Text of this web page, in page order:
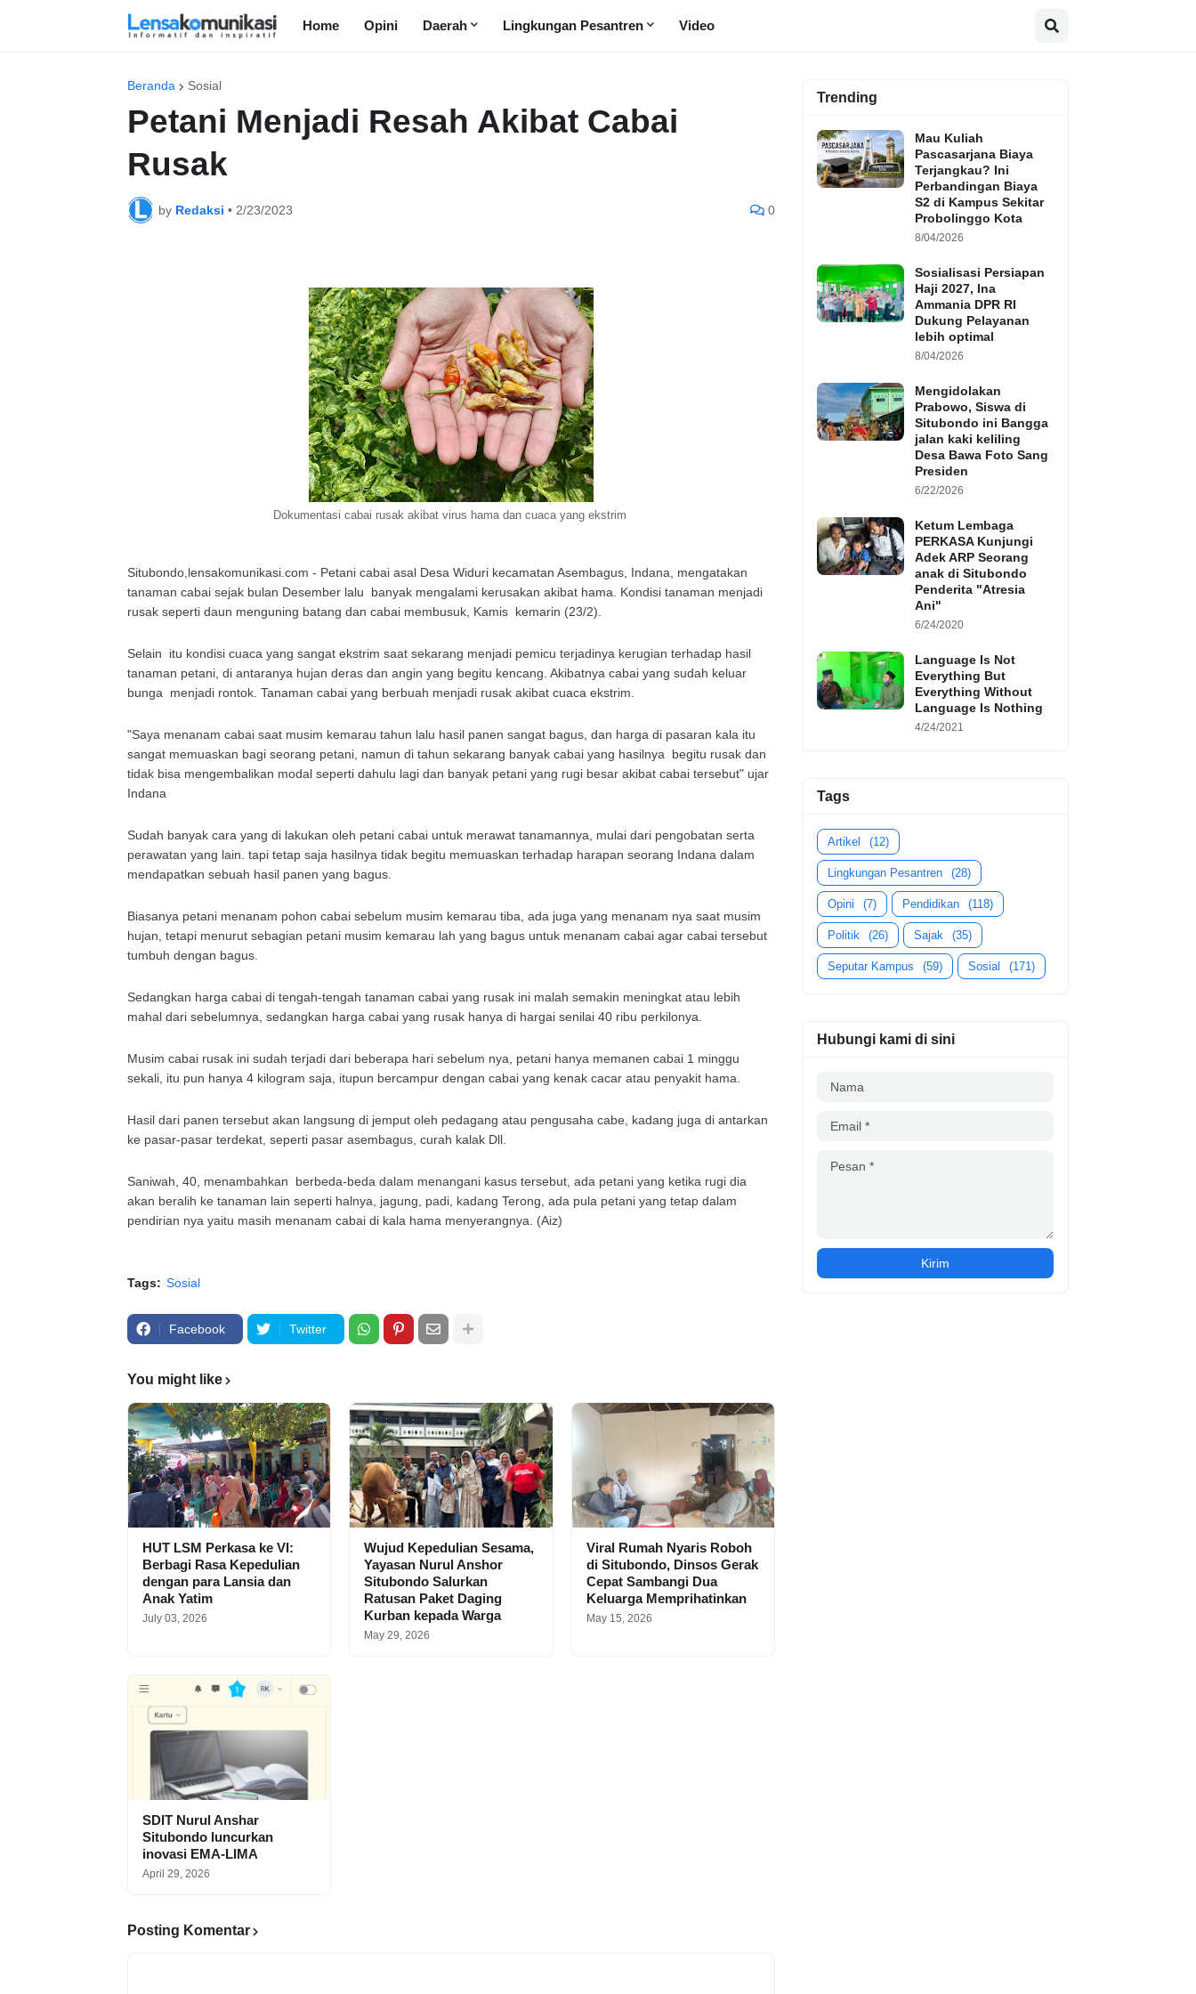
Home Opini Daerah Lingkungan Pesantren Video
Beranda Sosial
Petani Menjadi Resah Akibat Cabai
Rusak
by Redaksi • 2/23/2023 0
Dokumentasi cabai rusak akibat virus hama dan cuaca yang ekstrim
Situbondo,lensakomunikasi.com - Petani cabai asal Desa Widuri kecamatan Asembagus, Indana, mengatakan
tanaman cabai sejak bulan Desember lalu banyak mengalami kerusakan akibat hama. Kondisi tanaman menjadi
rusak seperti daun menguning batang dan cabai membusuk, Kamis kemarin (23/2).
Selain itu kondisi cuaca yang sangat ekstrim saat sekarang menjadi pemicu terjadinya kerugian terhadap hasil
tanaman petani, di antaranya hujan deras dan angin yang begitu kencang. Akibatnya cabai yang sudah keluar
bunga menjadi rontok. Tanaman cabai yang berbuah menjadi rusak akibat cuaca ekstrim.
"Saya menanam cabai saat musim kemarau tahun lalu hasil panen sangat bagus, dan harga di pasaran kala itu
sangat memuaskan bagi seorang petani, namun di tahun sekarang banyak cabai yang hasilnya begitu rusak dan
tidak bisa mengembalikan modal seperti dahulu lagi dan banyak petani yang rugi besar akibat cabai tersebut" ujar
Indana
Sudah banyak cara yang di lakukan oleh petani cabai untuk merawat tanamannya, mulai dari pengobatan serta
perawatan yang lain. tapi tetap saja hasilnya tidak begitu memuaskan terhadap harapan seorang Indana dalam
mendapatkan sebuah hasil panen yang bagus.
Biasanya petani menanam pohon cabai sebelum musim kemarau tiba, ada juga yang menanam nya saat musim
hujan, tetapi menurut sebagian petani musim kemarau lah yang bagus untuk menanam cabai agar cabai tersebut
tumbuh dengan bagus.
Sedangkan harga cabai di tengah-tengah tanaman cabai yang rusak ini malah semakin meningkat atau lebih
mahal dari sebelumnya, sedangkan harga cabai yang rusak hanya di hargai senilai 40 ribu perkilonya.
Musim cabai rusak ini sudah terjadi dari beberapa hari sebelum nya, petani hanya memanen cabai 1 minggu
sekali, itu pun hanya 4 kilogram saja, itupun bercampur dengan cabai yang kenak cacar atau penyakit hama.
Hasil dari panen tersebut akan langsung di jemput oleh pedagang atau pengusaha cabe, kadang juga di antarkan
ke pasar-pasar terdekat, seperti pasar asembagus, curah kalak Dll.
Saniwah, 40, menambahkan berbeda-beda dalam menangani kasus tersebut, ada petani yang ketika rugi dia
akan beralih ke tanaman lain seperti halnya, jagung, padi, kadang Terong, ada pula petani yang tetap dalam
pendirian nya yaitu masih menanam cabai di kala hama menyerangnya. (Aiz)
Tags: Sosial
Facebook Twitter
You might like
HUT LSM Perkasa ke VI:
Berbagi Rasa Kepedulian
dengan para Lansia dan
Anak Yatim
July 03, 2026
Wujud Kepedulian Sesama,
Yayasan Nurul Anshor
Situbondo Salurkan
Ratusan Paket Daging
Kurban kepada Warga
May 29, 2026
Viral Rumah Nyaris Roboh
di Situbondo, Dinsos Gerak
Cepat Sambangi Dua
Keluarga Memprihatinkan
May 15, 2026
SDIT Nurul Anshar
Situbondo luncurkan
inovasi EMA-LIMA
April 29, 2026
Posting Komentar
Trending
Mau Kuliah
Pascasarjana Biaya
Terjangkau? Ini
Perbandingan Biaya
S2 di Kampus Sekitar
Probolinggo Kota
8/04/2026
Sosialisasi Persiapan
Haji 2027, Ina
Ammania DPR RI
Dukung Pelayanan
lebih optimal
8/04/2026
Mengidolakan
Prabowo, Siswa di
Situbondo ini Bangga
jalan kaki keliling
Desa Bawa Foto Sang
Presiden
6/22/2026
Ketum Lembaga
PERKASA Kunjungi
Adek ARP Seorang
anak di Situbondo
Penderita "Atresia
Ani"
6/24/2020
Language Is Not
Everything But
Everything Without
Language Is Nothing
4/24/2021
Tags
Artikel (12)
Lingkungan Pesantren (28)
Opini (7) Pendidikan (118)
Politik (26) Sajak (35)
Seputar Kampus (59) Sosial (171)
Hubungi kami di sini